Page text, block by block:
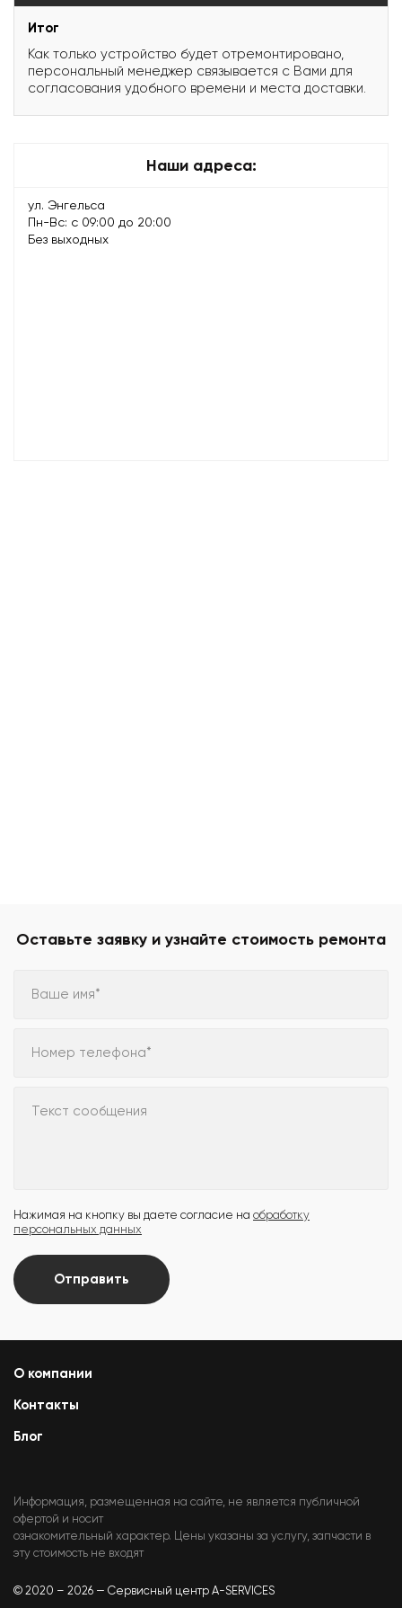
Итог
Как только устройство будет отремонтировано,
персональный менеджер связывается с Вами для
согласования удобного времени и места доставки.
Наши адреса:
ул. Энгельса
Пн-Вс: с 09:00 до 20:00
Без выходных
Оставьте заявку и узнайте стоимость ремонта
Ваше имя*
Номер телефона*
Текст сообщения
Нажимая на кнопку вы даете согласие на обработку
персональных данных
Отправить
О компании
Контакты
Блог
Информация, размещенная на сайте, не является публичной
офертой и носит
ознакомительный характер. Цены указаны за услугу, запчасти в
эту стоимость не входят
© 2020 – 2026 — Сервисный центр A-SERVICES